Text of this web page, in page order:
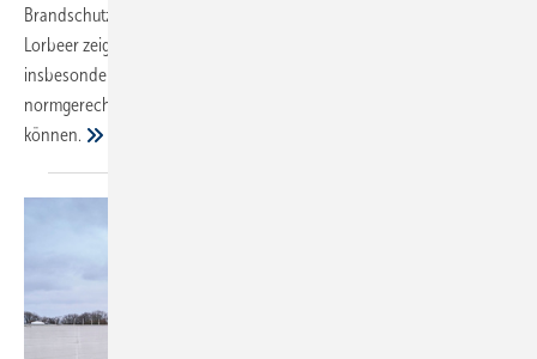
Brandschutzmaßnahmen gezielt darauf auszurichten. Gerhard
Lorbeer zeigt Möglichkeiten auf, wie Rohrdurchführungen
insbesondere bei Materialwechsel in Entwässerungssystemen
normgerecht und gleichzeitig wirtschaftlich abgeschottet werden
können.